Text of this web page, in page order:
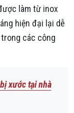
làm từ inox
hiện đại lại dễ
các công
xước tại nhà